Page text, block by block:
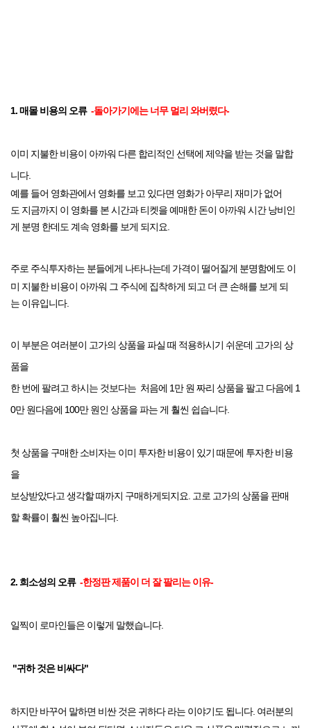
1. 매몰 비용의 오류 -돌아가기에는 너무 멀리 와버렸다-
이미 지불한 비용이 아까워 다른 합리적인 선택에 제약을 받는 것을 말합
니다.
예를 들어 영화관에서 영화를 보고 있다면 영화가 아무리 재미가 없어
도 지금까지 이 영화를 본 시간과 티켓을 예매한 돈이 아까워 시간 낭비인
게 분명 한데도 계속 영화를 보게 되지요.
주로 주식투자하는 분들에게 나타나는데 가격이 떨어질게 분명함에도 이
미 지불한 비용이 아까워 그 주식에 집착하게 되고 더 큰 손해를 보게 되
는 이유입니다.
이 부분은 여러분이 고가의 상품을 파실 때 적용하시기 쉬운데 고가의 상
품을
한 번에 팔려고 하시는 것보다는 처음에 1만 원 짜리 상품을 팔고 다음에 1
0만 원다음에 100만 원인 상품을 파는 게 훨씬 쉽습니다.
첫 상품을 구매한 소비자는 이미 투자한 비용이 있기 때문에 투자한 비용
을
보상받았다고 생각할 때까지 구매하게되지요. 고로 고가의 상품을 판매
할확률이 훨씬 높아집니다.
2. 희소성의 오류 -한정판 제품이 더 잘 팔리는 이유-
일찍이 로마인들은 이렇게 말했습니다.
"귀하 것은 비싸다"
하지만 바꾸어 말하면 비싼 것은 귀하다 라는 이야기도 됩니다. 여러분의